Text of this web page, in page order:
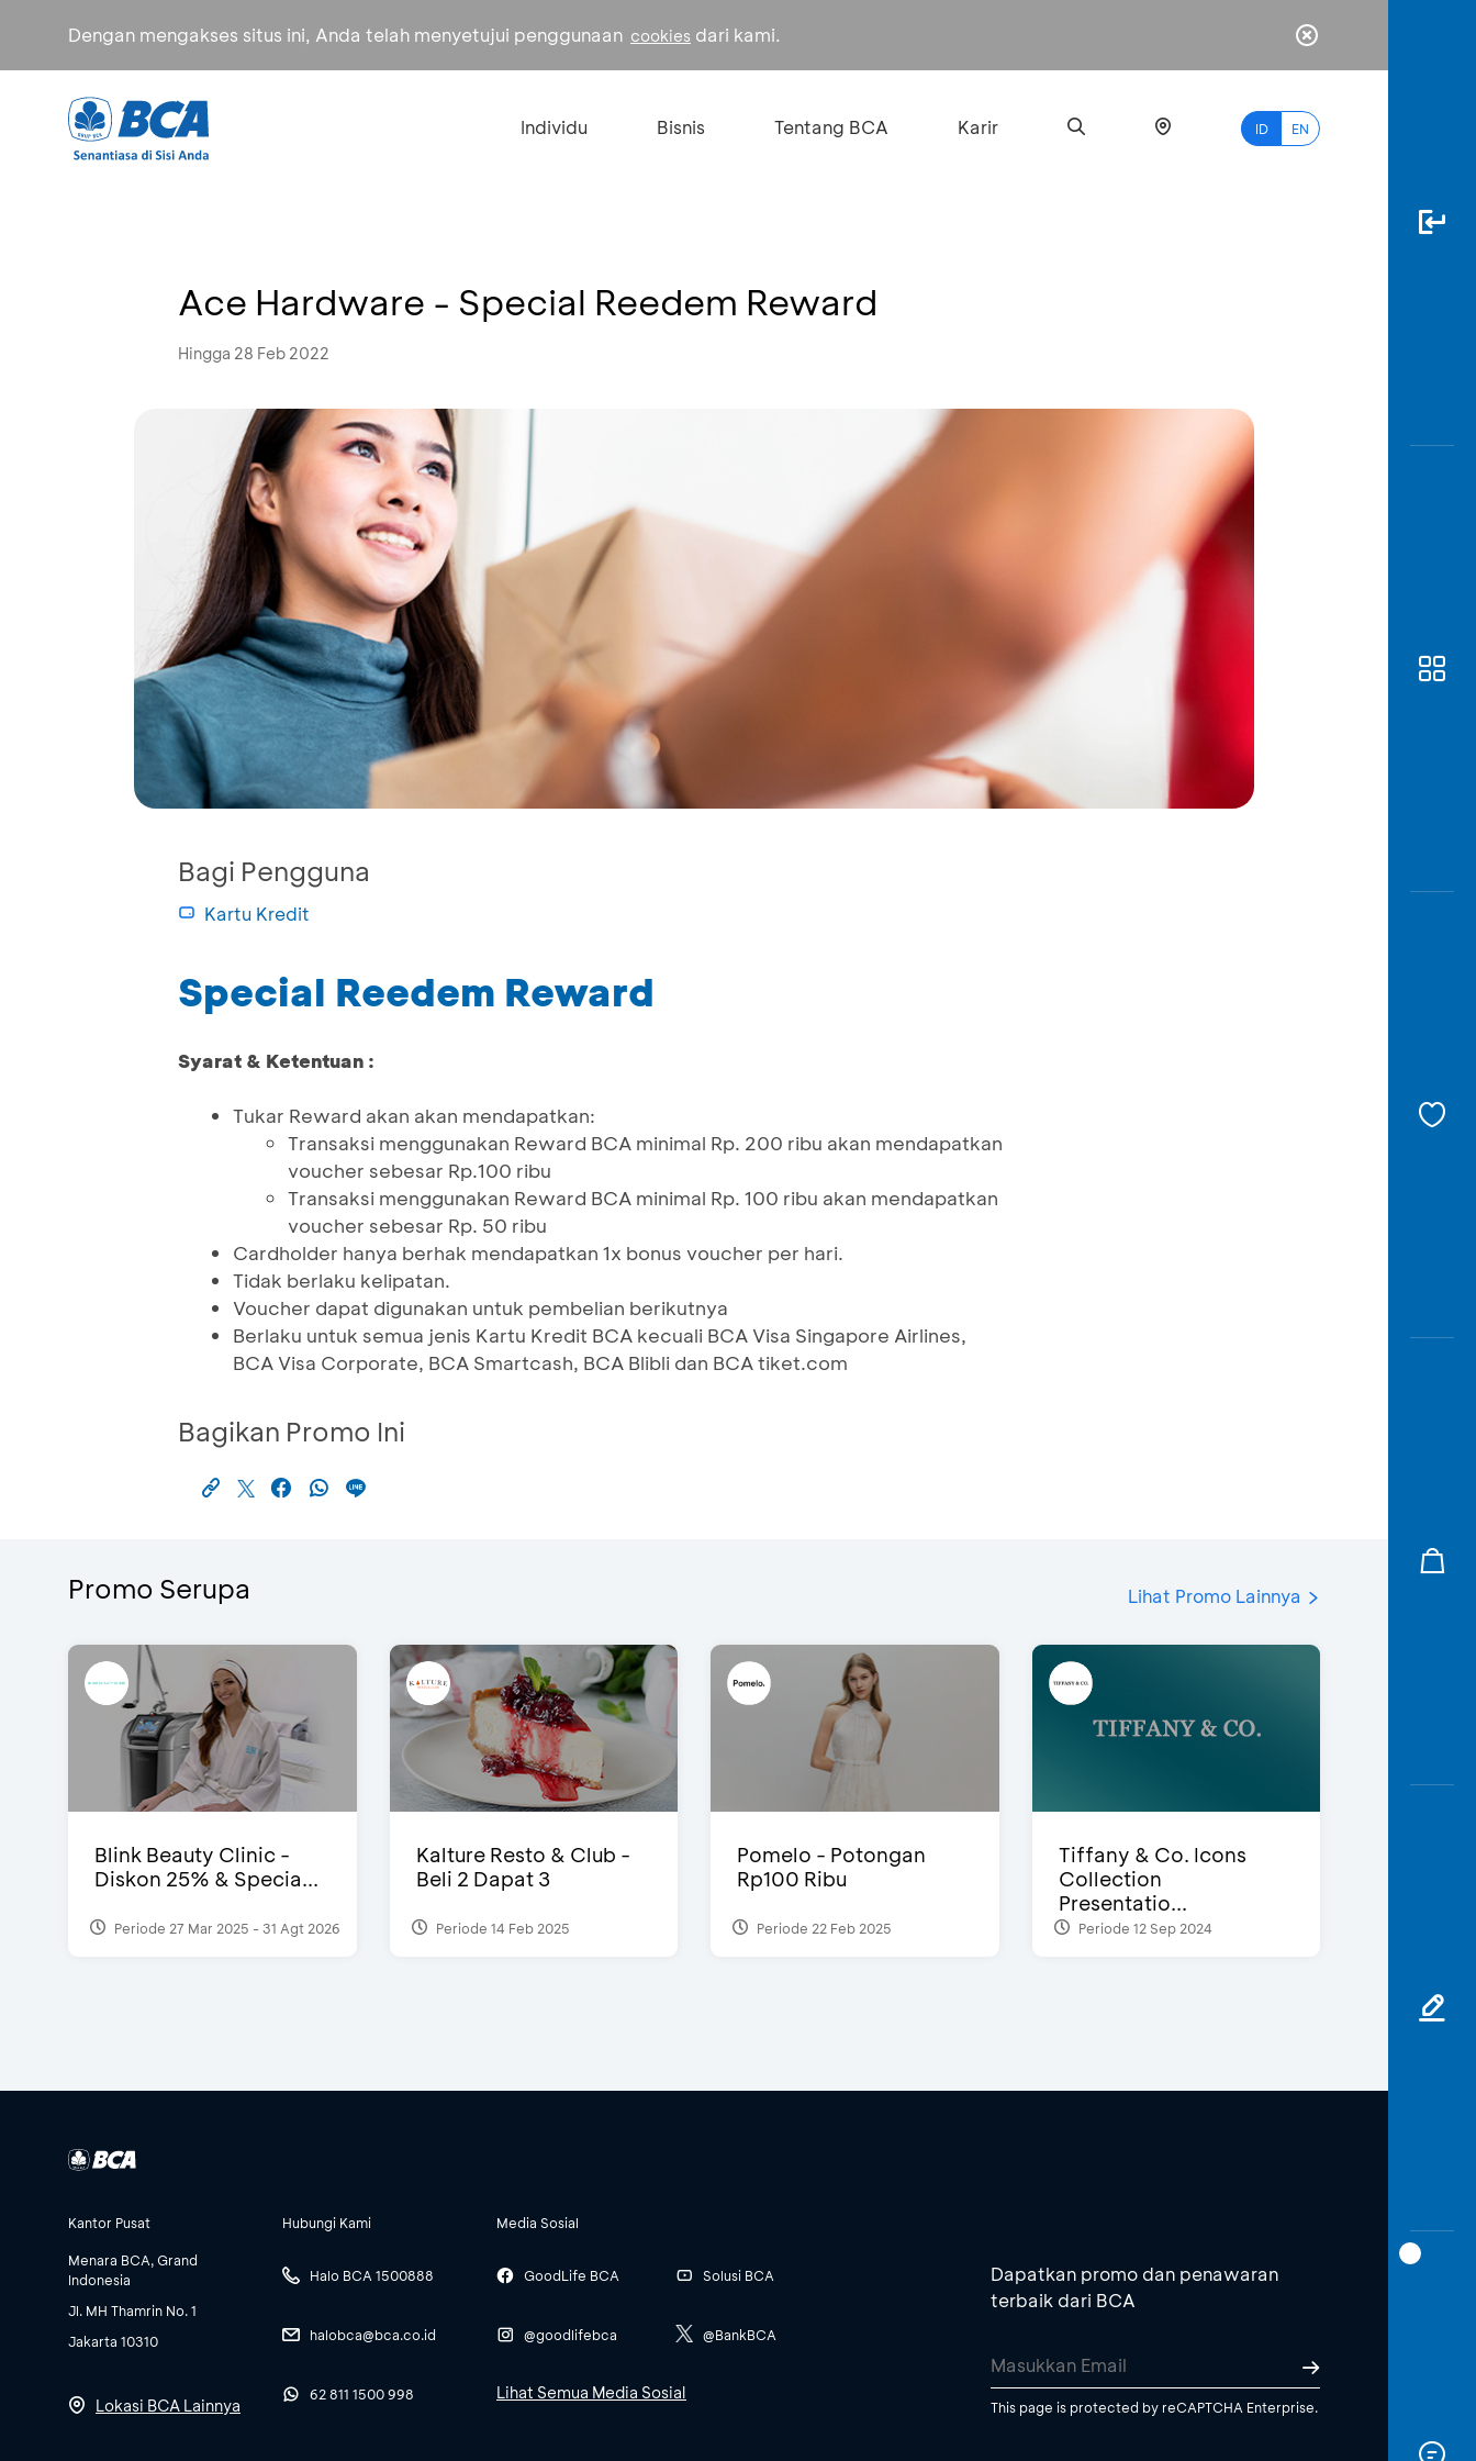
Dengan mengakses situs ini, Anda telah menyetujui penggunaan cookies dari kami.
Individu Bisnis Tentang BCA Karir ID EN
Ace Hardware - Special Reedem Reward
Hingga 28 Feb 2022
Bagi Pengguna
Kartu Kredit
Special Reedem Reward
Syarat & Ketentuan :
Tukar Reward akan akan mendapatkan:
Transaksi menggunakan Reward BCA minimal Rp. 200 ribu akan mendapatkan
voucher sebesar Rp.100 ribu
Transaksi menggunakan Reward BCA minimal Rp. 100 ribu akan mendapatkan
voucher sebesar Rp. 50 ribu
Cardholder hanya berhak mendapatkan 1x bonus voucher per hari.
Tidak berlaku kelipatan.
Voucher dapat digunakan untuk pembelian berikutnya
Berlaku untuk semua jenis Kartu Kredit BCA kecuali BCA Visa Singapore Airlines,
BCA Visa Corporate, BCA Smartcash, BCA Blibli dan BCA tiket.com
Bagikan Promo Ini
Promo Serupa Lihat Promo Lainnya
Blink Beauty Clinic -
Diskon 25% & Specia...
Periode 27 Mar 2025 - 31 Agt 2026
Kalture Resto & Club -
Beli 2 Dapat 3
Periode 14 Feb 2025
Pomelo - Potongan
Rp100 Ribu
Periode 22 Feb 2025
Tiffany & Co. Icons
Collection
Presentatio...
Periode 12 Sep 2024
Kantor Pusat
Menara BCA, Grand
Indonesia
Jl. MH Thamrin No. 1
Jakarta 10310
Lokasi BCA Lainnya
Hubungi Kami
Halo BCA 1500888
halobca@bca.co.id
62 811 1500 998
Media Sosial
GoodLife BCA
@goodlifebca
Solusi BCA
@BankBCA
Lihat Semua Media Sosial
Dapatkan promo dan penawaran
terbaik dari BCA
This page is protected by reCAPTCHA Enterprise.